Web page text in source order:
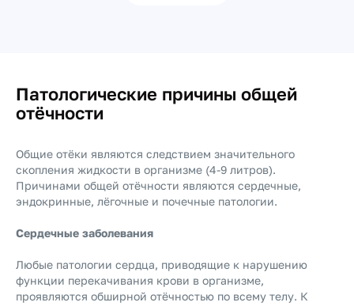
Патологические причины общей
отёчности
Общие отёки являются следствием значительного
скопления жидкости в организме (4-9 литров).
Причинами общей отёчности являются сердечные,
эндокринные, лёгочные и почечные патологии.
Сердечные заболевания
Любые патологии сердца, приводящие к нарушению
функции перекачивания крови в организме,
проявляются обширной отёчностью по всему телу. К